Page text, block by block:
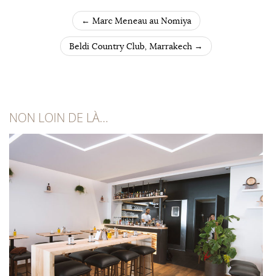
POST NAVIGATION
← Marc Meneau au Nomiya
Beldi Country Club, Marrakech →
NON LOIN DE LÀ…